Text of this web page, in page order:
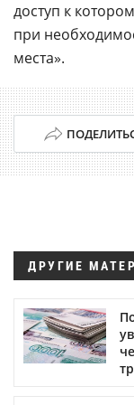
доступ к
при
места».
ДРУГИЕ